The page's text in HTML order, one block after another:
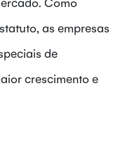
as empresas
de
crescimento e